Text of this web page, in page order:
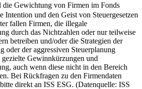
die Gewichtung von Firmen im Fonds
Intention und den Geist von Steuergesetzen
fallen Firmen, die illegale
durch das Nichtzahlen oder nur teilweise
betreiben und/oder die Strategien der
oder der aggressiven Steuerplanung
Gewinnkürzungen und
auch wenn diese nicht in den Bereich
Bei Rückfragen zu den Firmendaten
direkt an ISS ESG. (Datenquelle: ISS